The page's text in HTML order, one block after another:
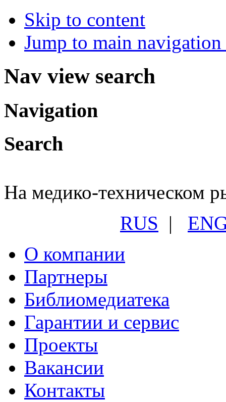
Skip to content
Jump to main
Nav view search
Navigation
Search
На медико-техническом
RUS |
О компании
Партнеры
Библиомедиатека
Гарантии и сервис
Проекты
Вакансии
Контакты